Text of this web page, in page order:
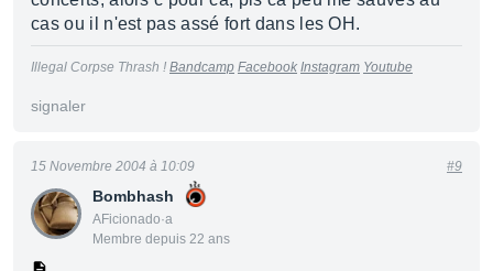
cas ou il n'est pas assé fort dans les OH.
Illegal Corpse Thrash ! Bandcamp Facebook Instagram Youtube
signaler
Bombhash
AFicionado·a
Membre depuis 22 ans
15 Novembre 2004 à 10:09 #9